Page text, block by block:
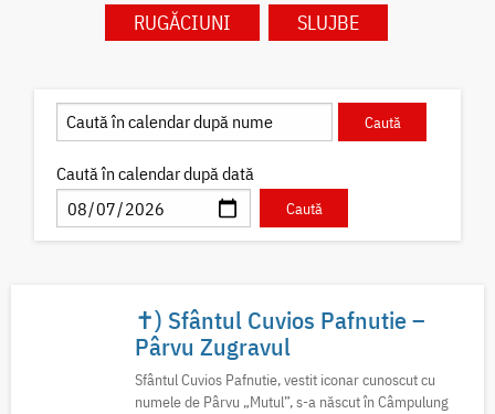
RUGĂCIUNI
SLUJBE
Caută în calendar după dată
✝) Sfântul Cuvios Pafnutie –
Pârvu Zugravul
Sfântul Cuvios Pafnutie, vestit iconar cunoscut cu
numele de Pârvu „Mutul”, s-a născut în Câmpulung